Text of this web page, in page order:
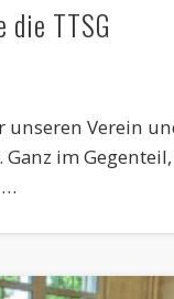
TTSG
unseren Verein
im
…